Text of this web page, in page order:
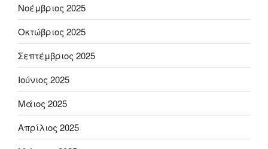
Νοέμβριος 2025
Οκτώβριος 2025
Σεπτέμβριος 2025
Ιούνιος 2025
Μάιος 2025
Απρίλιος 2025